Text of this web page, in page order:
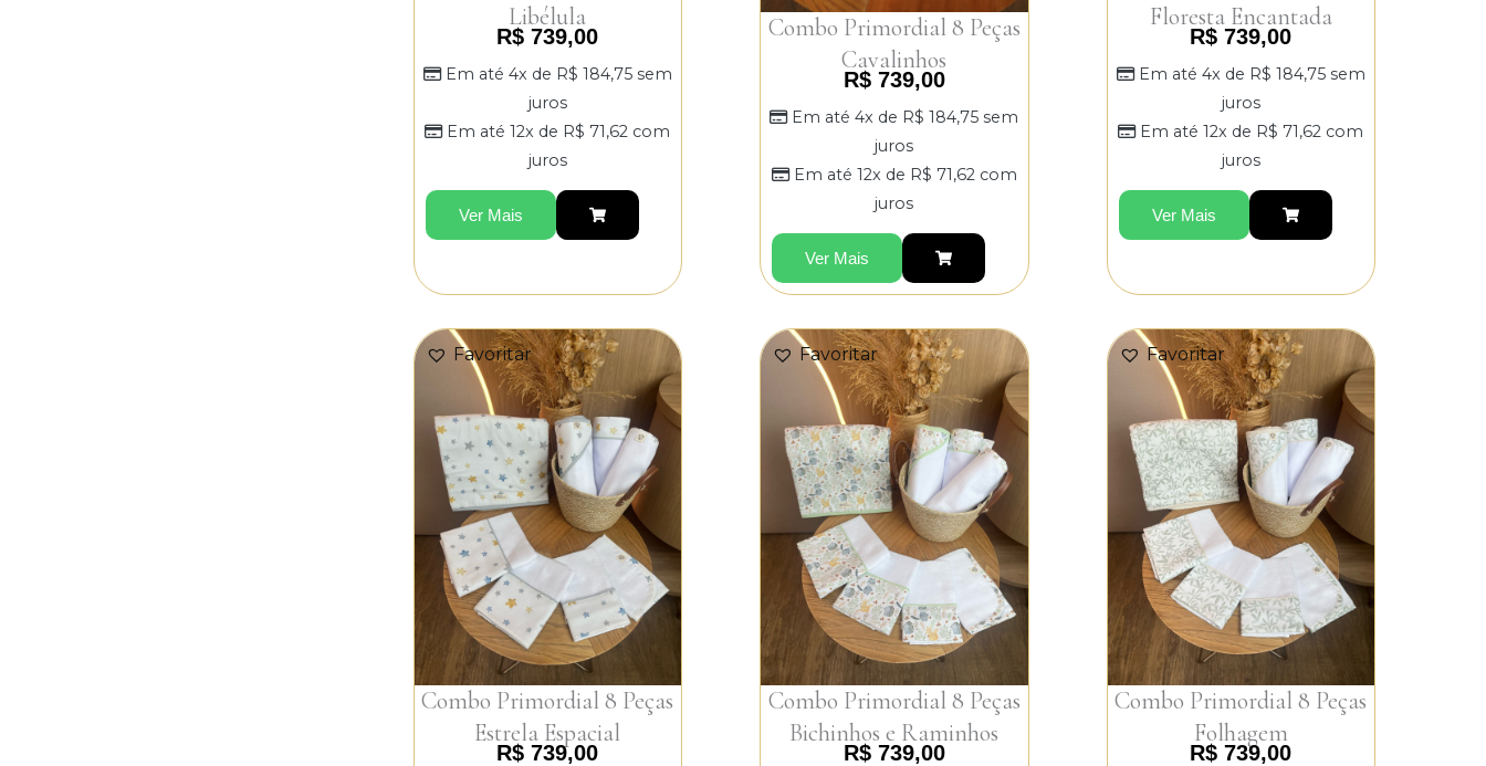
Libélula
R$ 739,00
Em até 4x de R$ 184,75sem
juros
Em até 12x de R$ 71,62 com
juros
Ver Mais
Combo Primordial 8 Peças
Cavalinhos
R$739,00
Em até 4x de R$ 184,75 sem
juros
Em até 12x de R$ 71,62com
juros
Ver Mais
Floresta Encantada
R$ 739,00
Em até 4x de R$ 184,75sem
juros
Em até 12x de R$ 71,62 com
juros
Ver Mais
Favoritar
Combo Primordial 8 Peças
Estrela Espacial
R$ 739,00
Favoritar
Combo Primordial 8 Peças
Bichinhos e Raminhos
R$739,00
Favoritar
Combo Primordial 8 Peças
Folhagem
R$ 739,00